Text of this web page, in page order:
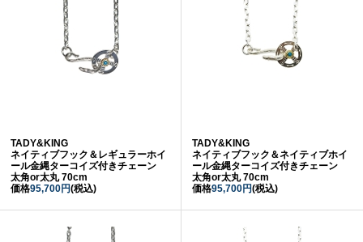
TADY&KING
ネイティブフック＆レギュラーホイ
ール金縄ターコイズ付きチェーン
太角or太丸 70cm
価格95,700円(税込)
TADY&KING
ネイティブフック＆ネイティブホイ
ール金縄ターコイズ付きチェーン
太角or太丸 70cm
価格95,700円(税込)